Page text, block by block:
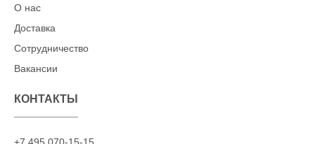
О нас
Доставка
Сотрудничество
Вакансии
КОНТАКТЫ